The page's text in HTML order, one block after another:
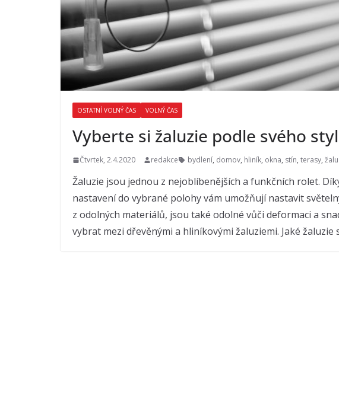
OSTATNÍ VOLNÝ ČAS VOLNÝ ČAS
Vyberte si žaluzie podle svého
Čtvrtek, 2.4.2020 redakce bydlení, domov, hliník, okna, stín, terasy,
Žaluzie jsou jednou z nejoblíbenějších a funkčních rolet.
nastavení do vybrané polohy vám umožňují nastavit
z odolných materiálů, jsou také odolné vůči deformaci a
vybrat mezi dřevěnými a hliníkovými žaluziemi. Jaké žaluzie